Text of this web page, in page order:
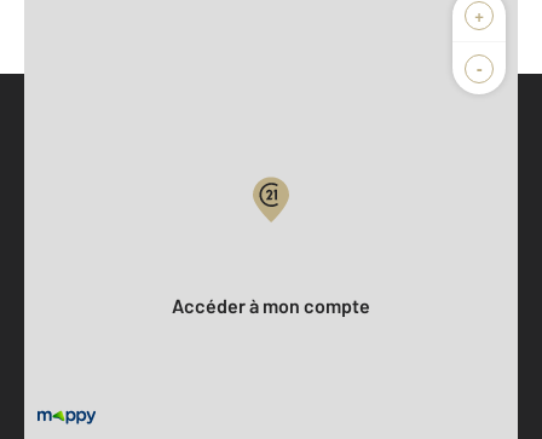
+
-
Accéder à mon compte